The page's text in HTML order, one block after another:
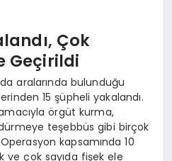
Çok
Geçirildi
aralarında bulunduğu
15 şüpheli yakalandı.
örgüt kurma,
teşebbüs gibi birçok
kapsamında 10
ve çok sayıda fişek ele